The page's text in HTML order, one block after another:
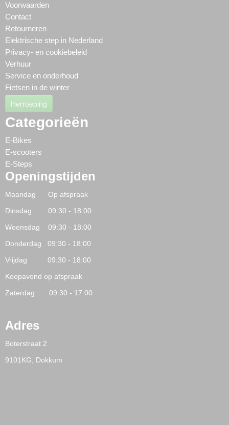
Voorwaarden
Contact
Retourneren
Elektrische step in Nederland
Privacy- en cookiebeleid
Verhuur
Service en onderhoud
Fietsen in de winter
Herroeping
Categorieën
E-Bikes
E-scooters
E-Steps
Openingstijden
Maandag Op afspraak
Dinsdag 09:30 - 18:00
Woensdag 09:30 - 18:00
Donderdag 09:30 - 18:00
Vrijdag 09:30 - 18:00
Koopavond op afspraak
Zaterdag: 09:30 - 17:00
Adres
Boterstraat 2
9101KG, Dokkum